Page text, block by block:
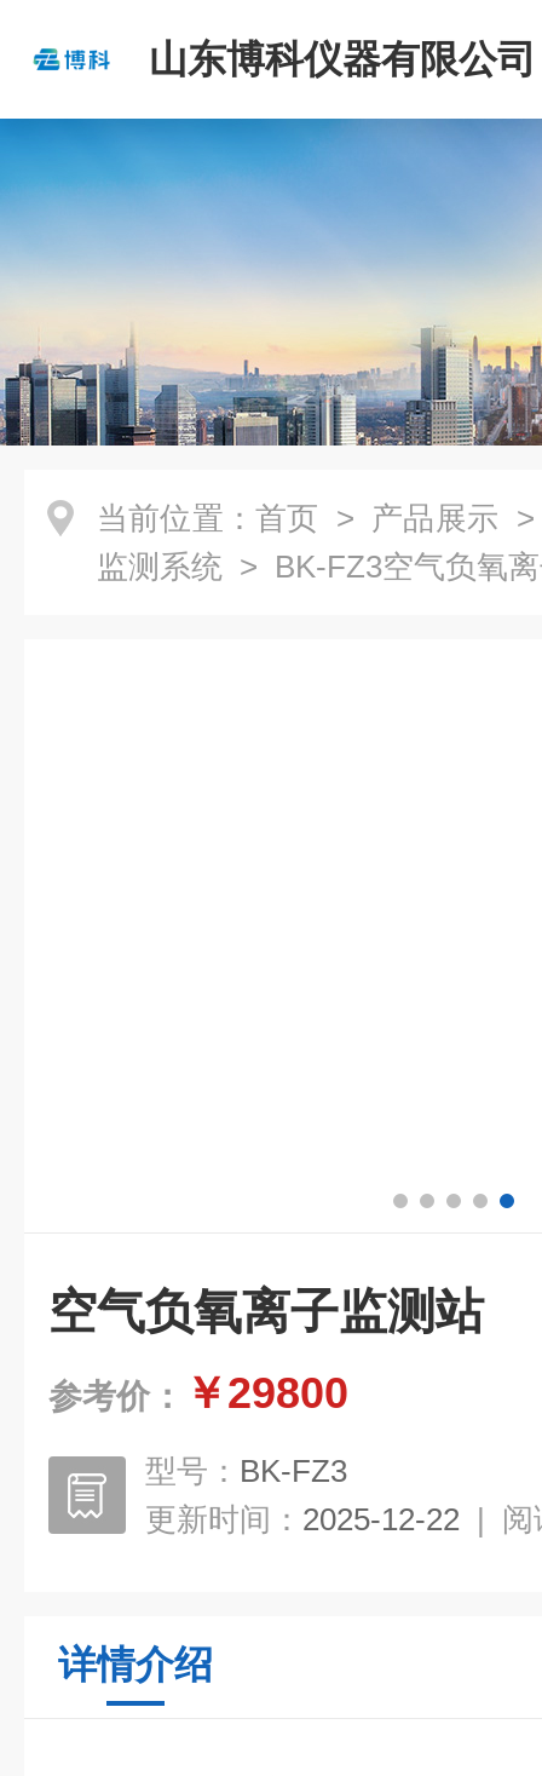
山东博科仪器有限公司
当前位置： 首页 > 产品展示
监测系统 > BK-FZ3空气负氧
空气负氧离子监测站
参考价： ￥29800
型号： BK-FZ3
更新时间： 2025-12-22 | 阅
详情介绍